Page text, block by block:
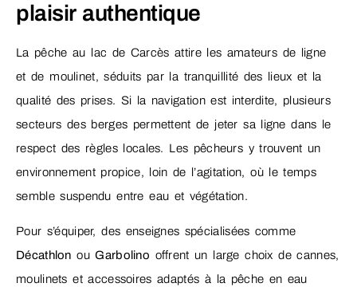
plaisir authentique
La pêche au lac de Carcès attire les amateurs de ligne
et de moulinet, séduits par la tranquillité des lieux et la
qualité des prises. Si la navigation est interdite, plusieurs
secteurs des berges permettent de jeter sa ligne dans le
respect des règles locales. Les pêcheurs y trouvent un
environnement propice, loin de l’agitation, où le temps
semble suspendu entre eau et végétation.
Pour s’équiper, des enseignes spécialisées comme
Décathlon ouGarbolino offrent un large choix de cannes,
moulinets et accessoires adaptés à la pêche en eau